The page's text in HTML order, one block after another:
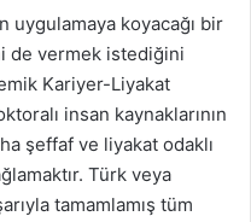
uygulamaya koyacağı bir
de vermek istediğini
Kariyer-Liyakat
insan kaynaklarının
şeffaf ve liyakat odaklı
Türk veya
tamamlamış tüm